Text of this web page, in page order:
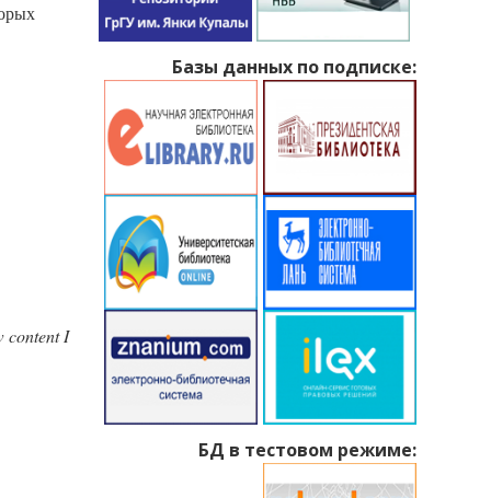
content I
Базы данных по подписке:
БД в тестовом режиме: